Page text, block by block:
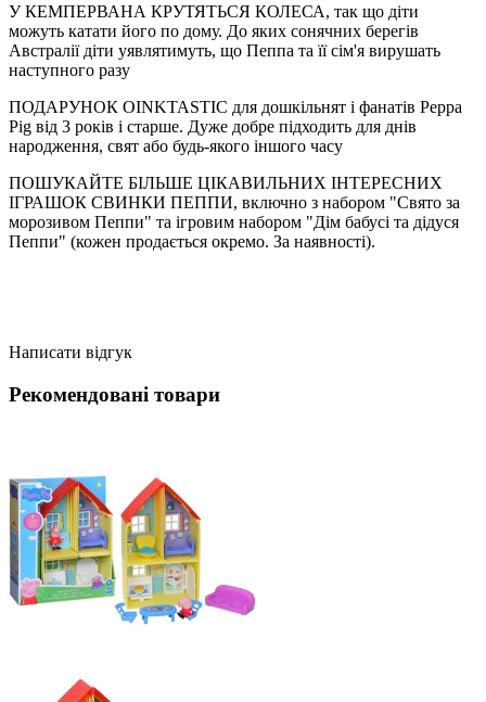
У КЕМПЕРВАНА КРУТЯТЬСЯ КОЛЕСА, так що діти
можуть катати його по дому. До яких сонячних берегів
Австралії діти уявлятимуть, що Пеппа та її сім'я вирушать
наступного разу
ПОДАРУНОК OINKTASTIC для дошкільнят і фанатів Peppa
Pig від 3 років і старше. Дуже добре підходить для днів
народження, свят або будь-якого іншого часу
ПОШУКАЙТЕ БІЛЬШЕ ЦІКАВИЛЬНИХ ІНТЕРЕСНИХ
ІГРАШОК СВИНКИ ПЕППИ, включно з набором "Свято за
морозивом Пеппи" та ігровим набором "Дім бабусі та дідуся
Пеппи" (кожен продається окремо. За наявності).
Написати відгук
Рекомендовані товари